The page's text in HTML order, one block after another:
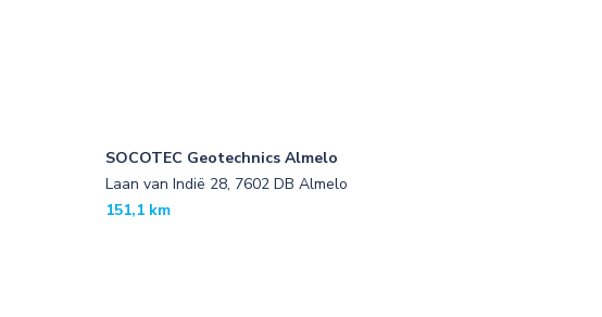
SOCOTEC Geotechnics Almelo
Laan van Indië 28, 7602 DB Almelo
151,1 km